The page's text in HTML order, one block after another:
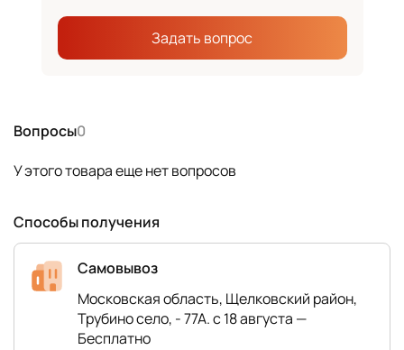
Вопросы0
У этого товара еще нет вопросов
Способы получения
Самовывоз
Московская область, Щелковский район,
Трубино село, - 77А. с 18 августа —
Бесплатно
Задать вопрос